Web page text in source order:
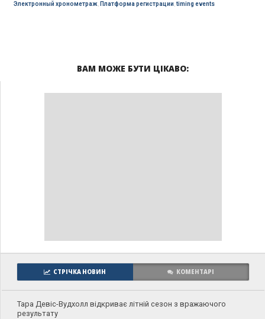
Электронный хронометраж, Платформа регистрации,timing events
ВАМ МОЖЕ БУТИ ЦІКАВО:
СТРІЧКА НОВИН КОМЕНТАРІ
Тара Девіс-Вудхолл відкриває літній сезон з вражаючого
результату